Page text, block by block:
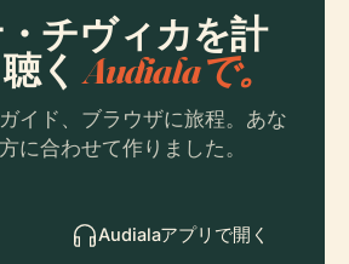
チヴィカを計
くAudialaで。
イド、ブラウザに旅程。あな
に合わせて作りました。
Audialaアプリで開く